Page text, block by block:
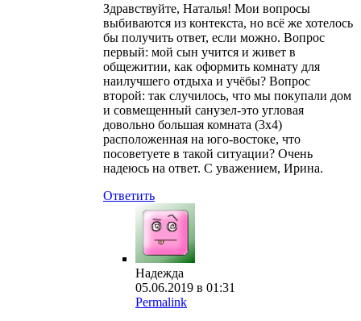
Здравствуйте, Наталья! Мои вопросы
выбиваются из контекста, но всё же хотелось
бы получить ответ, если можно. Вопрос
первый: мой сын учится и живет в
общежитии, как оформить комнату для
наилучшего отдыха и учёбы? Вопрос
второй: так случилось, что мы покупали дом
и совмещенный санузел-это угловая
довольно большая комната (3х4)
расположенная на юго-востоке, что
посоветуете в такой ситуации? Очень
надеюсь на ответ. С уважением, Ирина.
Ответить
Надежда
05.06.2019 в 01:31
Permalink